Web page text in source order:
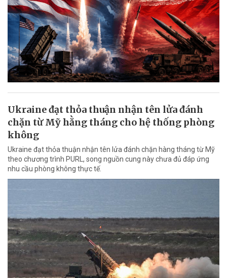
Ukraine đạt thỏa thuận nhận tên lửa đánh
chặn từ Mỹ hằng tháng cho hệ thống phòng
không
Ukraine đạt thỏa thuận nhận tên lửa đánh chặn hàng tháng từ Mỹ
theo chương trình PURL, song nguồn cung này chưa đủ đáp ứng
nhu cầu phòng không thực tế.